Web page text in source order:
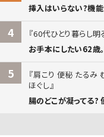
挿入はいらない?機
4
60代ひとり暮らし明
お手本にしたい62歳
5
肩こり 便秘 たるみ
ほぐし
腸のどこが凝ってる?